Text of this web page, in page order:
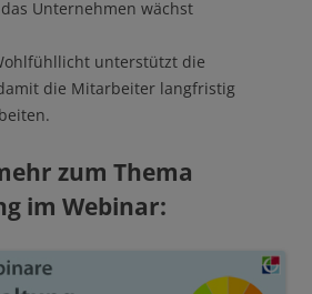
Unternehmen wächst
unterstützt die
die Mitarbeiter langfristig
zum Thema
im Webinar: